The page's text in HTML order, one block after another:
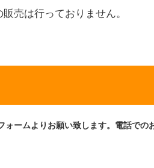
売は行っておりません。
ォームよりお願い致します。電話での